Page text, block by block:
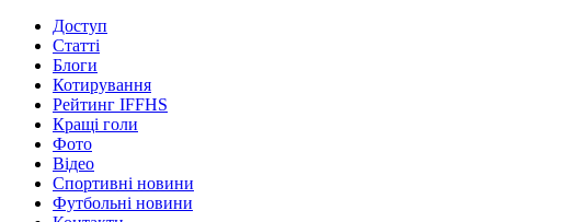
Доступ
Статті
Блоги
Котирування
Рейтинг IFFHS
Кращі голи
Фото
Відео
Спортивні новини
Футбольні новини